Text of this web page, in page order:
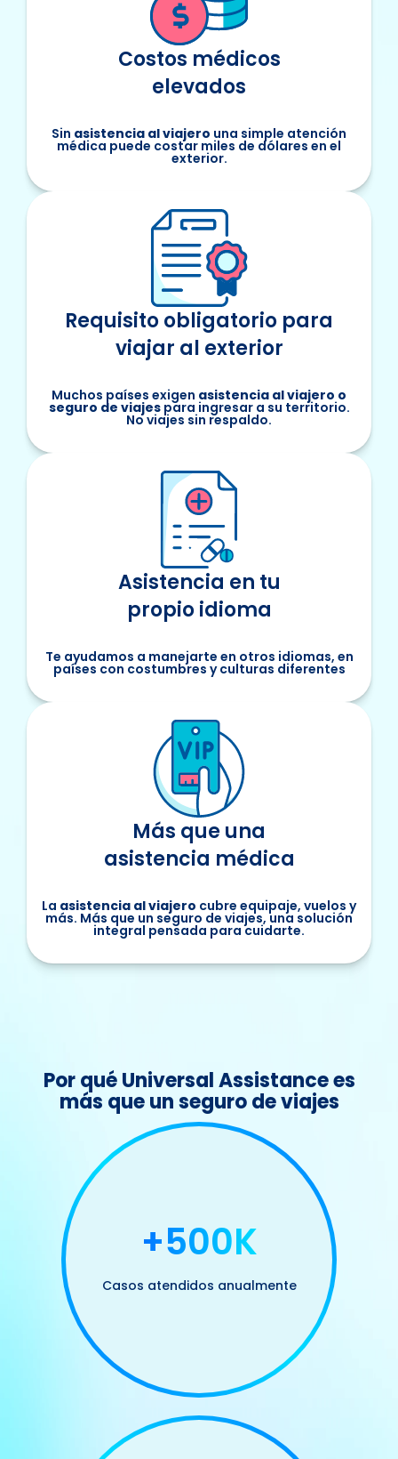
Costos médicos
elevados
Sin asistencia al viajero una simple atención
médica puede costar miles de dólares en el
exterior.
Requisito obligatorio para
viajar al exterior
Muchos países exigen asistencia al viajero o
seguro de viajespara ingresar a su territorio.
No viajes sin respaldo.
Asistencia en tu
propio idioma
Te ayudamos a manejarte en otros idiomas, en
países con costumbres y culturas diferentes
Más que una
asistencia médica
La asistencia al viajero cubre equipaje, vuelos y
más. Más que un seguro de viajes, una solución
integral pensada para cuidarte.
Por qué Universal Assistance es
más que un seguro de viajes
+500K
Casos atendidos anualmente